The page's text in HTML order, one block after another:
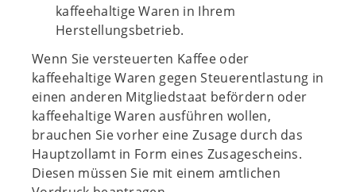
kaffeehaltige Waren in Ihrem
Herstellungsbetrieb.
Wenn Sie versteuerten Kaffee oder
kaffeehaltige Waren gegen Steuerentlastung in
einen anderen Mitgliedstaat befördern oder
kaffeehaltige Waren ausführen wollen,
brauchen Sie vorher eine Zusage durch das
Hauptzollamt in Form eines Zusagescheins.
Diesen müssen Sie mit einem amtlichen